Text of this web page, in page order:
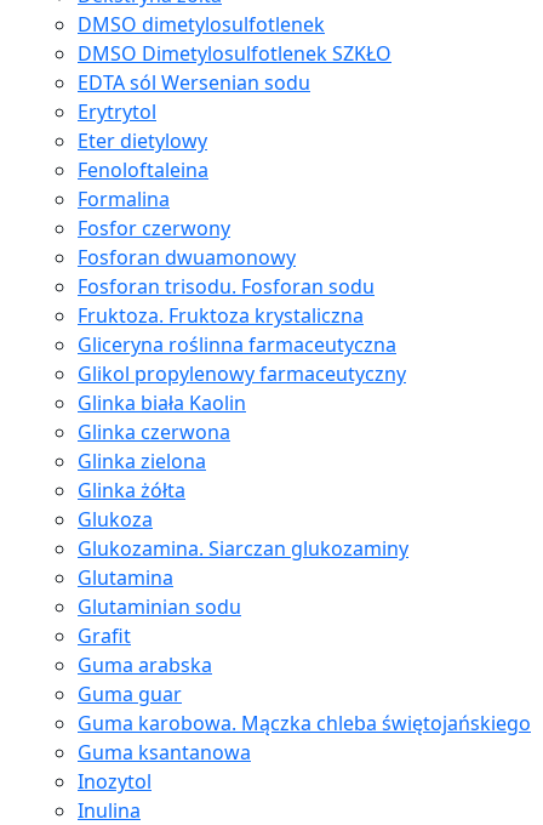
DMSO dimetylosulfotlenek
DMSO Dimetylosulfotlenek SZKŁO
EDTA sól Wersenian sodu
Erytrytol
Eter dietylowy
Fenoloftaleina
Formalina
Fosfor czerwony
Fosforan dwuamonowy
Fosforan trisodu. Fosforan sodu
Fruktoza. Fruktoza krystaliczna
Gliceryna roślinna farmaceutyczna
Glikol propylenowy farmaceutyczny
Glinka biała Kaolin
Glinka czerwona
Glinka zielona
Glinka żółta
Glukoza
Glukozamina. Siarczan glukozaminy
Glutamina
Glutaminian sodu
Grafit
Guma arabska
Guma guar
Guma karobowa. Mączka chleba świętojańskiego
Guma ksantanowa
Inozytol
Inulina